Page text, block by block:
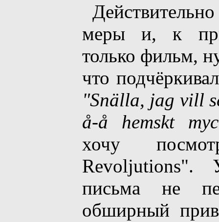
меры и, к
только фильм,
что
"Snälla, jag vill
å-å hemskt
хочу
Revoljutions".
письма не
обширный